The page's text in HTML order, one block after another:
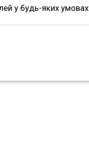
у будь-яких умовах